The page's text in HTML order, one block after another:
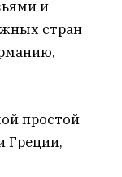
и
стран
простой
Греции,